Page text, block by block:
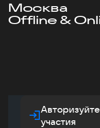
Москва
Offline &
участия